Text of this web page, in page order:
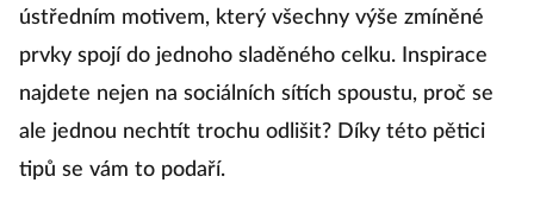
ústředním motivem, který všechny výše zmíněné
prvky spojí do jednoho sladěného celku. Inspirace
najdete nejen na sociálních sítích spoustu, proč se
ale jednou nechtít trochu odlišit? Díky této pětici
tipů se vám to podaří.